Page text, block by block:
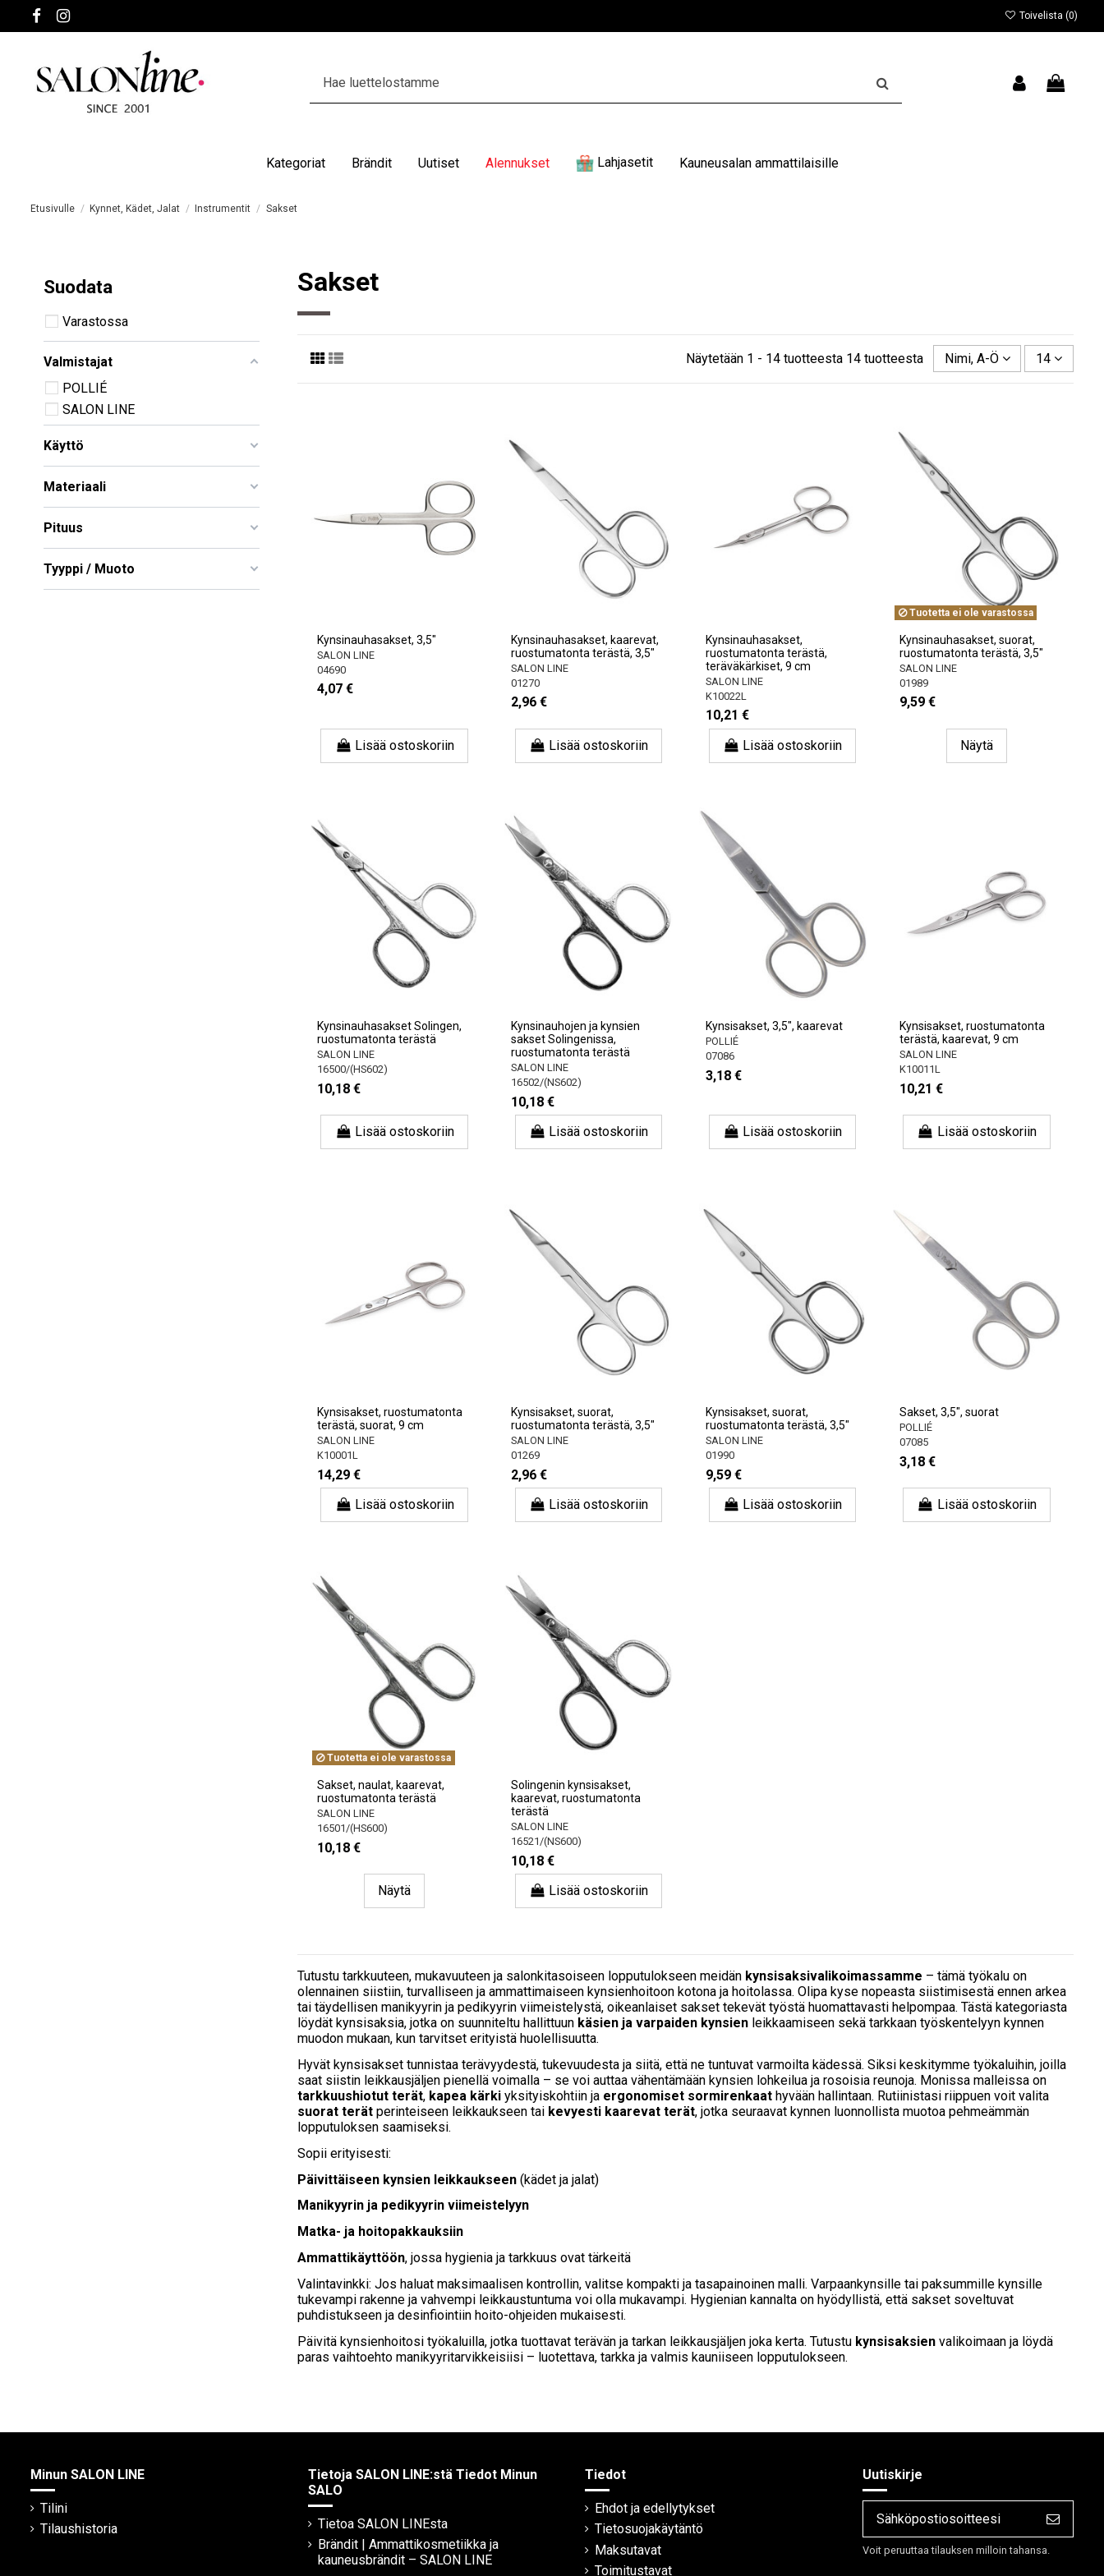
Toivelista (0)
Kategoriat Brändit Uutiset Alennukset Lahjasetit Kauneusalan ammattilaisille
Etusivulle Kynnet, Kädet, Jalat Instrumentit Sakset
Sakset
Näytetään 1 - 14 tuotteesta 14 tuotteesta Nimi, A-Ö 14
Kynsinauhasakset, 3,5"
SALON LINE
04690
4,07 €
Lisää ostoskoriin
Kynsinauhasakset, kaarevat,
ruostumatonta terästä, 3,5"
SALON LINE
01270
2,96 €
Lisää ostoskoriin
Kynsinauhasakset,
ruostumatonta terästä,
teräväkärkiset, 9 cm
SALON LINE
K10022L
10,21 €
Lisää ostoskoriin
Tuotetta ei ole varastossa
Kynsinauhasakset, suorat,
ruostumatonta terästä, 3,5"
SALON LINE
01989
9,59 €
Näytä
Kynsinauhasakset Solingen,
ruostumatonta terästä
SALON LINE
16500/(HS602)
10,18 €
Lisää ostoskoriin
Kynsinauhojen ja kynsien
sakset Solingenissa,
ruostumatonta terästä
SALON LINE
16502/(NS602)
10,18 €
Lisää ostoskoriin
Kynsisakset, 3,5", kaarevat
POLLIÉ
07086
3,18 €
Lisää ostoskoriin
Kynsisakset, ruostumatonta
terästä, kaarevat, 9 cm
SALON LINE
K10011L
10,21 €
Lisää ostoskoriin
Kynsisakset, ruostumatonta
terästä, suorat, 9 cm
SALON LINE
K10001L
14,29 €
Lisää ostoskoriin
Kynsisakset, suorat,
ruostumatonta terästä, 3,5"
SALON LINE
01269
2,96 €
Lisää ostoskoriin
Kynsisakset, suorat,
ruostumatonta terästä, 3,5"
SALON LINE
01990
9,59 €
Lisää ostoskoriin
Sakset, 3,5", suorat
POLLIÉ
07085
3,18 €
Lisää ostoskoriin
Tuotetta ei ole varastossa
Sakset, naulat, kaarevat,
ruostumatonta terästä
SALON LINE
16501/(HS600)
10,18 €
Näytä
Solingenin kynsisakset,
kaarevat, ruostumatonta
terästä
SALON LINE
16521/(NS600)
10,18 €
Lisää ostoskoriin
Tutustu tarkkuuteen, mukavuuteen ja salonkitasoiseen lopputulokseen meidän kynsisaksivalikoimassamme – tämä työkalu on
olennainen siistiin, turvalliseen ja ammattimaiseen kynsienhoitoon kotona ja hoitolassa. Olipa kyse nopeasta siistimisestä ennen arkea
tai täydellisen manikyyrin ja pedikyyrin viimeistelystä, oikeanlaiset sakset tekevät työstä huomattavasti helpompaa. Tästä kategoriasta
löydät kynsisaksia, jotka on suunniteltu hallittuun käsien ja varpaiden kynsien leikkaamiseen sekä tarkkaan työskentelyyn kynnen
muodon mukaan, kun tarvitset erityistä huolellisuutta.
Hyvät kynsisakset tunnistaa terävyydestä, tukevuudesta ja siitä, että ne tuntuvat varmoilta kädessä. Siksi keskitymme työkaluihin, joilla
saat siistin leikkausjäljen pienellä voimalla – se voi auttaa vähentämään kynsien lohkeilua ja rosoisia reunoja. Monissa malleissa on
tarkkuushiotut terät, kapea kärki yksityiskohtiin ja ergonomiset sormirenkaat hyvään hallintaan. Rutiinistasi riippuen voit valita
suorat terät perinteiseen leikkaukseen tai kevyesti kaarevat terät, jotka seuraavat kynnen luonnollista muotoa pehmeämmän
lopputuloksen saamiseksi.
Sopii erityisesti:
Päivittäiseen kynsien leikkaukseen (kädet ja jalat)
Manikyyrin ja pedikyyrin viimeistelyyn
Matka- ja hoitopakkauksiin
Ammattikäyttöön, jossa hygienia ja tarkkuus ovat tärkeitä
Valintavinkki: Jos haluat maksimaalisen kontrollin, valitse kompakti ja tasapainoinen malli. Varpaankynsille tai paksummille kynsille
tukevampi rakenne ja vahvempi leikkaustuntuma voi olla mukavampi. Hygienian kannalta on hyödyllistä, että sakset soveltuvat
puhdistukseen ja desinfiointiin hoito-ohjeiden mukaisesti.
Päivitä kynsienhoitosi työkaluilla, jotka tuottavat terävän ja tarkan leikkausjäljen joka kerta. Tutustu kynsisaksien valikoimaan ja löydä
paras vaihtoehto manikyyritarvikkeisiisi – luotettava, tarkka ja valmis kauniiseen lopputulokseen.
Suodata
Varastossa
Valmistajat
POLLIÉ
SALON LINE
Käyttö
Materiaali
Pituus
Tyyppi / Muoto
Minun SALON LINE
Tilini
Tilaushistoria
Tietoja SALON LINE:stä Tiedot Minun
SALO
Tietoa SALON LINEsta
Brändit | Ammattikosmetiikka ja
kauneusbrändit – SALON LINE
Tiedot
Ehdot ja edellytykset
Tietosuojakäytäntö
Maksutavat
Toimitustavat
Uutiskirje
Voit peruuttaa tilauksen milloin tahansa.